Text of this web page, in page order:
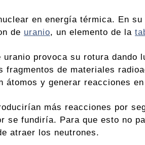
en energía térmica. En
de uranio, un elemento de la
provoca su rotura dando
de materiales
átomos y generar reacciones
más reacciones por
fundiría. Para que esto no
atraer los neutrones.